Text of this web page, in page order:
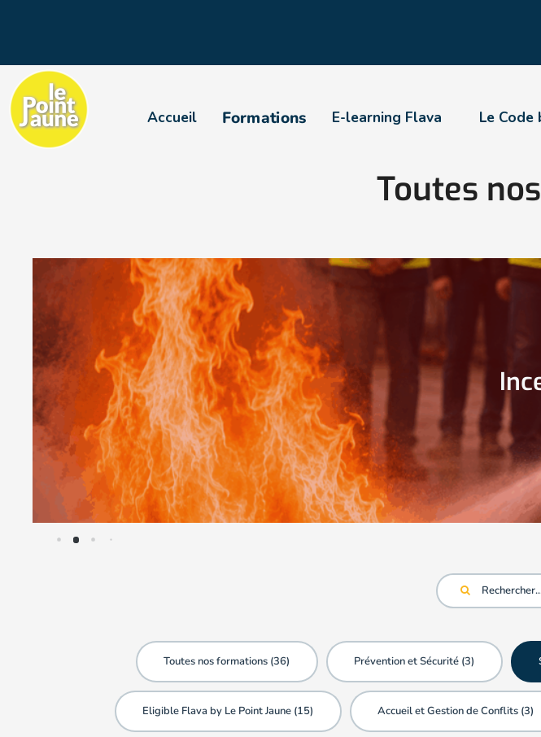
Accueil Formations E-learning Flava Le Code
Toutes
Autres
Toutes nos formations (36) Prévention et Sécurité (3)
Eligible Flava by Le Point Jaune (15) Accueil et Gestion de Conflits (3)